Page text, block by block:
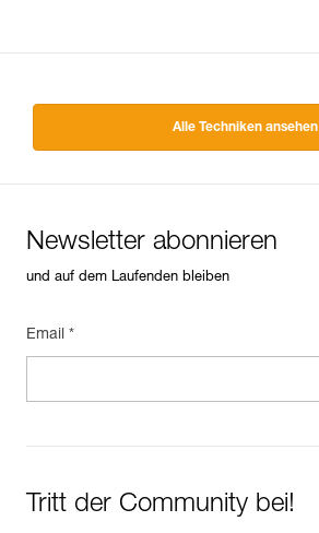
Alle Techniken ansehen
Newsletter abonnieren
und auf dem Laufenden bleiben
Email *
Tritt der Community bei!